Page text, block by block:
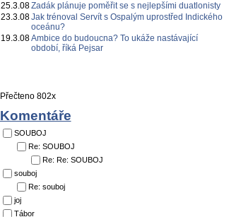
25.3.08Zadák plánuje poměřit se s nejlepšími duatlonisty
23.3.08Jak trénoval Servít s Ospalým uprostřed Indického
oceánu?
19.3.08Ambice do budoucna? To ukáže nastávající
období, říká Pejsar
Přečteno 802x
Komentáře
SOUBOJ
Re: SOUBOJ
Re: Re: SOUBOJ
souboj
Re: souboj
joj
Tábor